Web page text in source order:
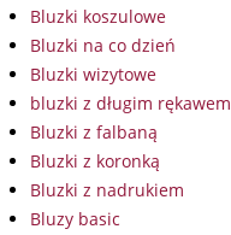
Bluzki koszulowe
Bluzki na co dzień
Bluzki wizytowe
bluzki z długim rękawem
Bluzki z falbaną
Bluzki z koronką
Bluzki z nadrukiem
Bluzy basic